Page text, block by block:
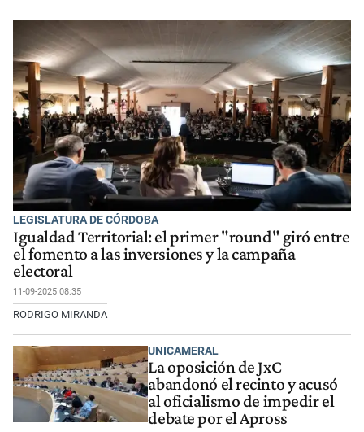
LEGISLATURA DE CÓRDOBA
Igualdad Territorial: el primer "round" giró entre
el fomento a las inversiones y la campaña
electoral
11-09-2025 08:35
RODRIGO MIRANDA
UNICAMERAL
La oposición de JxC
abandonó el recinto y acusó
al oficialismo de impedir el
debate por el Apross